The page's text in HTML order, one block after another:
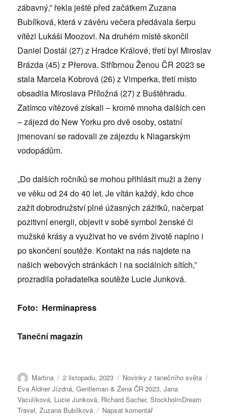
zábavný,” řekla ještě před začátkem Zuzana
Bubílková, která v závěru večera předávala šerpu
vítězi Lukáši Moozovi. Na druhém místě skončil
Daniel Dostál (27) z Hradce Králové, třetí byl Miroslav
Brázda (45) z Přerova. Stříbrnou Ženou ČR 2023 se
stala Marcela Kobrová (26) z Vimperka, třetí místo
obsadila Miroslava Příložná (27) z Buštěhradu.
Zatímco vítězové získali – kromě mnoha dalších cen
– zájezd do New Yorku pro dvě osoby, ostatní
jmenovaní se radovali ze zájezdu k Niagarským
vodopádům.
„Do dalších ročníků se mohou přihlásit muži a ženy
ve věku od 24 do 40 let. Je vítán každý, kdo chce
zažít dobrodružství plné úžasných zážitků, načerpat
pozitivní energii, objevit v sobě symbol ženské či
mužské krásy a využivat ho ve svém životě naplno i
po skončení soutěže. Kontakt na nás najdete na
našich webových stránkách i na sociálních sítích,”
prozradila pořadatelka soutěže Lucie Junková.
Foto: Herminapress
Taneční magazín
Autor:
Martina Publikováno:
2 listopadu, 2023 Rubriky:
Novinky z tanečního světa
Eva Aldner Jízdná,Gentleman & Žena ČR 2023,Jana
Vaculíková, Lucie Junková, Richard Sacher,StockholmDream
Travel,Zuzana Bubílková Napsat komentářpro